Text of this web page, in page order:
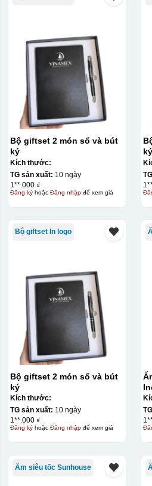
phẩm như ly, cốc, bút, móc
tặng khác. Kỹ thuật này cho
khác nhau, độ bền cao, có thể
phù hợp cho sản xuất số
quy trình chuẩn bị kỹ lưỡng và
tương đối cao.
Bộ giftset 2 món sổ và bút
ký
Kích thước:
TG sản xuất: 10 ngày
1**.000 ₫
Đăng kýhoặc Đăng nhậpđể xem giá
ký
Bộ giftset In logo
Bộ giftset 2 món sổ và bút
ký
Kích thước:
TG sản xuất: 10 ngày
1**.000 ₫
Đăng kýhoặc Đăng nhậpđể xem giá
Ấm siêu tốc Sunhouse